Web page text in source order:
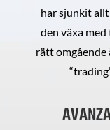
har sjunkit
den växa
rätt omgående